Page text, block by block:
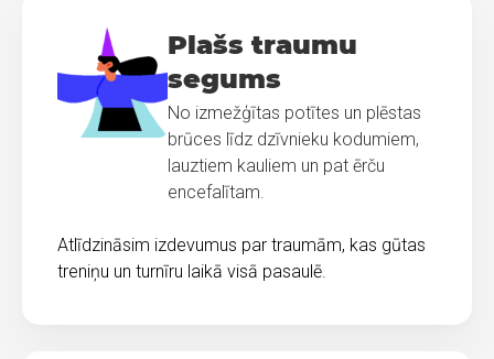
Plašs traumu
segums
No izmežģītas potītes un plēstas
brūces līdz dzīvnieku kodumiem,
lauztiem kauliem un pat ērču
encefalītam.
Atlīdzināsim izdevumus par traumām, kas gūtas
treniņu un turnīru laikā visā pasaulē.